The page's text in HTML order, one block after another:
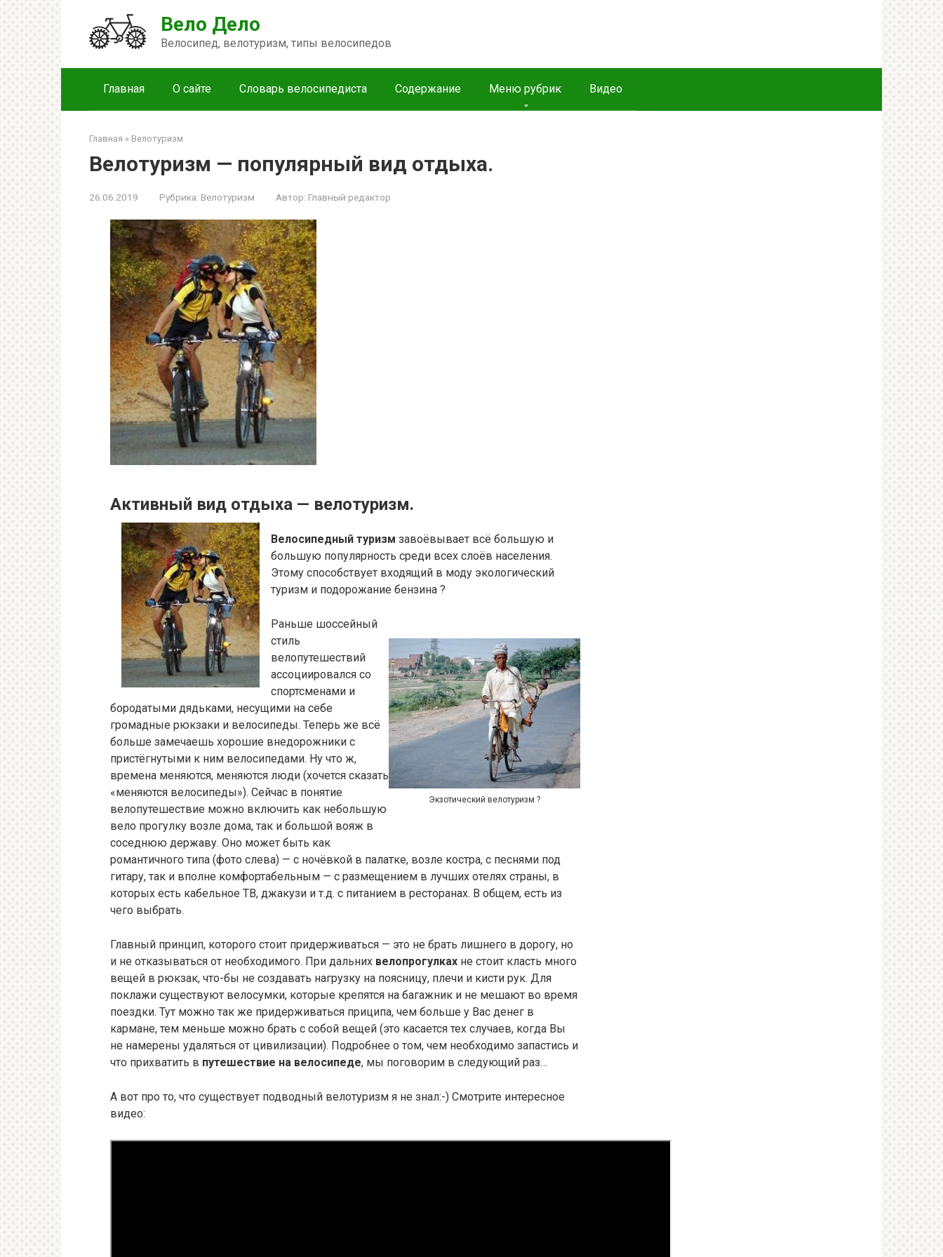
Вело Дело
Велосипед, велотуризм, типы велосипедов
Главная О сайте Словарь велосипедиста Содержание Меню рубрик Видео
Главная » Велотуризм
Велотуризм — популярный вид отдыха.
26.06.2019 Рубрика: Велотуризм Автор: Главный редактор
Активный вид отдыха — велотуризм.
Велосипедный туризм завоёвывает всё большую и
большую популярность среди всех слоёв населения.
Этому способствует входящий в моду экологический
туризм и подорожание бензина ?
Экзотический велотуризм ?
Раньше шоссейный
стиль
велопутешествий
ассоциировался со
спортсменами и
бородатыми дядьками, несущими на себе
громадные рюкзаки и велосипеды. Теперь же всё
больше замечаешь хорошие внедорожники с
пристёгнутыми к ним велосипедами. Ну что ж,
времена меняются, меняются люди (хочется сказать
«меняются велосипеды»). Сейчас в понятие
велопутешествие можно включить как небольшую
вело прогулку возле дома, так и большой вояж в
соседнюю державу. Оно может быть как
романтичного типа (фото слева) — с ночёвкой в палатке, возле костра, с песнями под
гитару, так и вполне комфортабельным — с размещением в лучших отелях страны, в
которых есть кабельное ТВ, джакузи и т.д. с питанием в ресторанах. В общем, есть из
чего выбрать.
Главный принцип, которого стоит придерживаться — это не брать лишнего в дорогу, но
и не отказываться от необходимого. При дальних велопрогулках не стоит класть много
вещей в рюкзак, что-бы не создавать нагрузку на поясницу, плечи и кисти рук. Для
поклажи существуют велосумки, которые крепятся на багажник и не мешают во время
поездки. Тут можно так же придерживаться приципа, чем больше у Вас денег в
кармане, тем меньше можно брать с собой вещей (это касается тех случаев, когда Вы
не намерены удаляться от цивилизации). Подробнее о том, чем необходимо запастись и
что прихватить в путешествие на велосипеде, мы поговорим в следующий раз…
А вот про то, что существует подводный велотуризм я не знал:-) Смотрите интересное
видео: